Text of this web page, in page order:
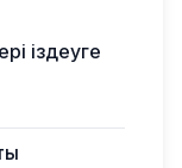
іздеуге